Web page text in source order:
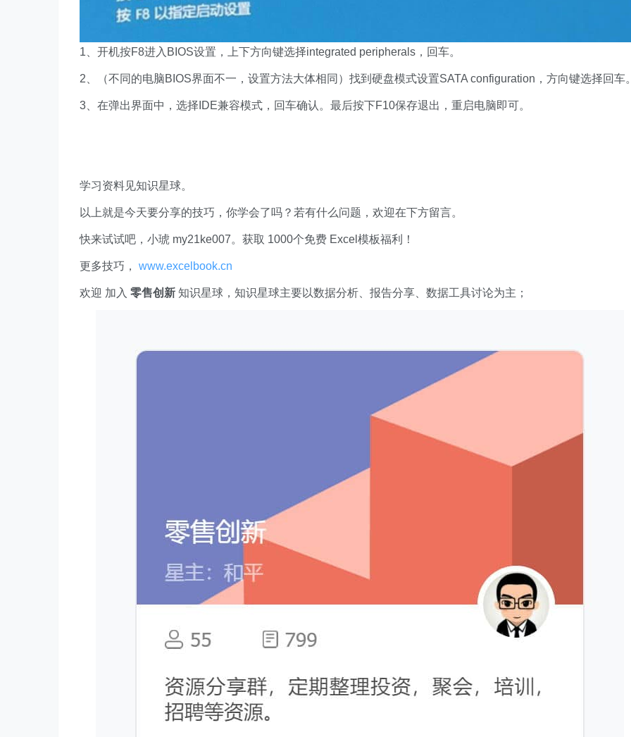
1、开机按F8进入BIOS设置，上下方向键选择integrated peripherals，回车。
2、（不同的电脑BIOS界面不一，设置方法大体相同）找到硬盘模式设置SATA configuration，方向键选择回车
3、在弹出界面中，选择IDE兼容模式，回车确认。最后按下F10保存退出，重启电脑即可。
学习资料见知识星球。
以上就是今天要分享的技巧，你学会了吗？若有什么问题，欢迎在下方留言。
快来试试吧，小琥 my21ke007。获取 1000个免费 Excel模板福利​​​​！
更多技巧， www.excelbook.cn
欢迎 加入 零售创新 知识星球，知识星球主要以数据分析、报告分享、数据工具讨论为主；